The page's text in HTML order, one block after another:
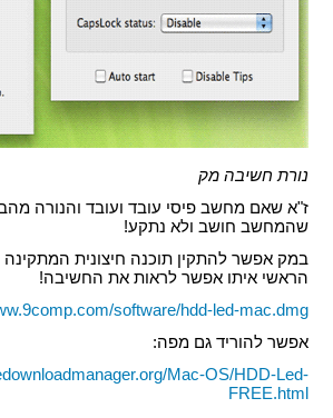
נורת חשיבה מק
ז"א שאם מחשב פיסי עובד ועובד והנורה
שהמחשב חושב ולא נתקע!
במק אפשר להתקין תוכנה חיצונית
הראשי איתו אפשר לראות את החשיבה!
software/hdd-led-mac.dmg
אפשר להוריד גם מפה:
Mac-OS/HDD-Led-
FREE.html